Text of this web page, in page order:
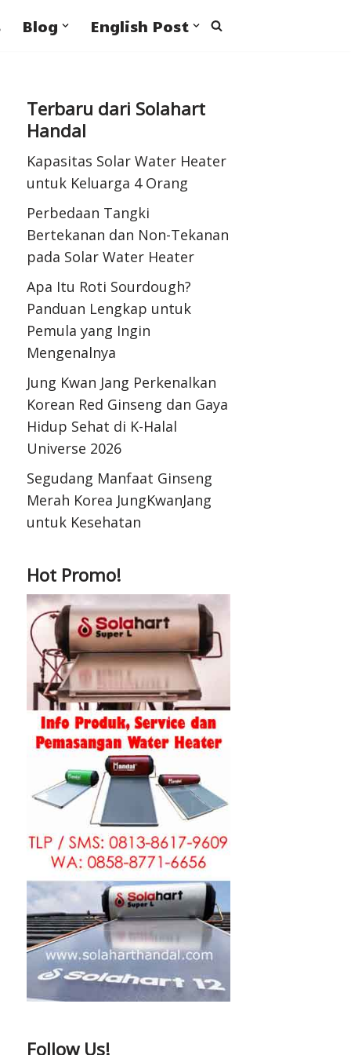
Blog English Post
Terbaru dari Solahart
Handal
Kapasitas Solar Water Heater
untuk Keluarga 4 Orang
Perbedaan Tangki
Bertekanan dan Non-Tekanan
pada Solar Water Heater
Apa Itu Roti Sourdough?
Panduan Lengkap untuk
Pemula yang Ingin
Mengenalnya
Jung Kwan Jang Perkenalkan
Korean Red Ginseng dan Gaya
Hidup Sehat di K-Halal
Universe 2026
Segudang Manfaat Ginseng
Merah Korea JungKwanJang
untuk Kesehatan
Hot Promo!
Follow Us!